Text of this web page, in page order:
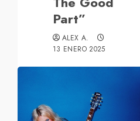
Part”
ALEX A.
13 ENERO 2025